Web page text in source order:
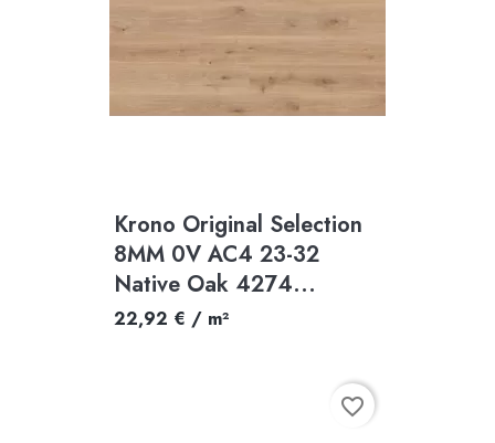
Krono Original Selection
8MM 0V AC4 23-32
Native Oak 4274...
22,92 € / m²
favorite_border